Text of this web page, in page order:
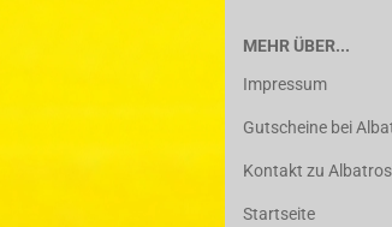
MEHR ÜBER...
Impressum
Gutscheine bei
Kontakt zu
Startseite